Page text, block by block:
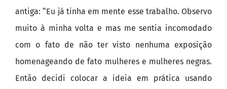
antiga: “Eu já tinha em mente esse trabalho. Observo
muito à minha volta e mas me sentia incomodado
com o fato de não ter visto nenhuma exposição
homenageando de fato mulheres e mulheres negras.
Então decidi colocar a ideia em prática usando